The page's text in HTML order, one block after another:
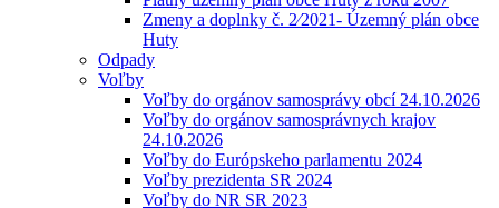
Zmeny a doplnky č. 2⁄2021- Územný plán obce
Huty
Odpady
Voľby
Voľby do orgánov samosprávy obcí 24.10.2026
Voľby do orgánov samosprávnych krajov
24.10.2026
Voľby do Európskeho parlamentu 2024
Voľby prezidenta SR 2024
Voľby do NR SR 2023